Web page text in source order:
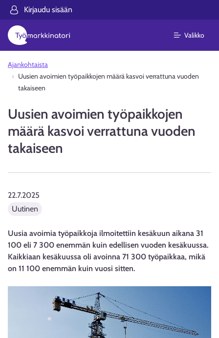
Kirjaudu sisään
Valikko
Ajankohtaista
Uusien avoimien työpaikkojen määrä kasvoi verrattuna vuoden
takaiseen
Uusien avoimien työpaikkojen
määrä kasvoi verrattuna vuoden
takaiseen
22.7.2025
Uutinen
Uusia avoimia työpaikkoja ilmoitettiin kesäkuun aikana 31
100 eli 7 300 enemmän kuin edellisen vuoden kesäkuussa.
Kaikkiaan kesäkuussa oli avoinna 71 300 työpaikkaa, mikä
on 11 100 enemmän kuin vuosi sitten.